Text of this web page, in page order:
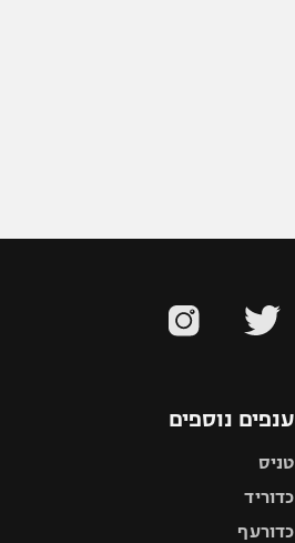
ענפים נוספים
טניס
כדוריד
כדורעף